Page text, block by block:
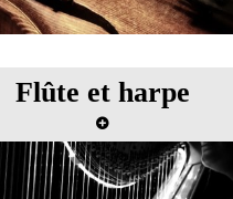
Flûte et harpe
class de flûte et de harpe
Christian Lardé et Marie-
Claire Jamet